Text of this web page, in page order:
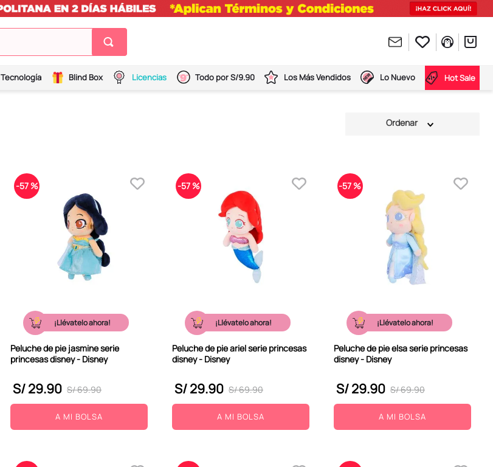
Tecnología Blind Box Licencias Todo por S/9.90 Los Más Vendidos Lo Nuevo
Hot Sale
-57 %
¡Llévatelo ahora!
Peluche de pie jasmine serie
princesas disney - Disney
S/69.90
S/29.90
A MI BOLSA
-57 %
¡Llévatelo ahora!
Peluche de pie ariel serie princesas
disney - Disney
S/69.90
S/29.90
A MI BOLSA
-57 %
¡Llévatelo ahora!
Peluche de pie elsa serie princesas
disney - Disney
S/69.90
S/29.90
A MI BOLSA